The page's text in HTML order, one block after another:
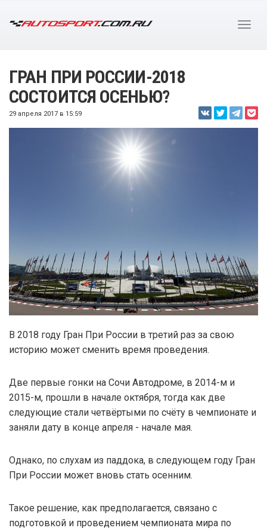
ГРАН ПРИ РОССИИ-2018
СОСТОИТСЯ ОСЕНЬЮ?
29 апреля 2017 в 15:59
В 2018 году Гран При России в третий раз за свою
историю может сменить время проведения.
Две первые гонки на Сочи Автодроме, в 2014-м и
2015-м, прошли в начале октября, тогда как две
следующие стали четвёртыми по счёту в чемпионате и
заняли дату в конце апреля - начале мая.
Однако, по слухам из паддока, в следующем году Гран
При России может вновь стать осенним.
Такое решение, как предполагается, связано с
подготовкой и проведением чемпионата мира по